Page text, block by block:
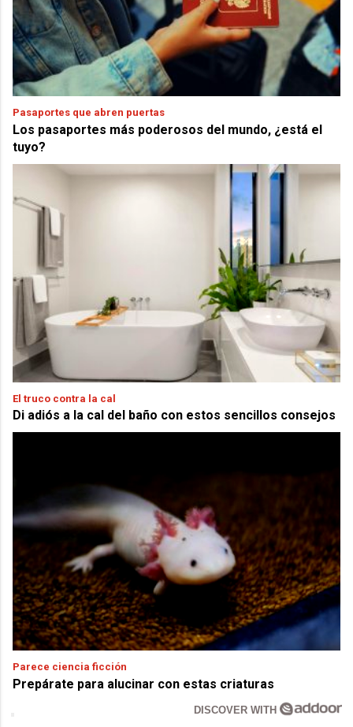
Pasaportes que abren puertas
Los pasaportes más poderosos del mundo, ¿está el
tuyo?
El truco contra la cal
Di adiós a la cal del baño con estos sencillos consejos
Parece ciencia ficción
Prepárate para alucinar con estas criaturas
DISCOVER WITH